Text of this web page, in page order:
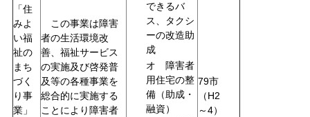
「住
みよ
い福
祉の
まち
づく
り事
業」
この事業は障害
者の生活環境改
善、福祉サービス
の実施及び啓発普
及等の各種事業を
総合的に実施する
ことにより障害者
できるバ
ス、タクシ
ーの改造助
成
オ 障害者
用住宅の整
備（助成・
融資）
79市
（H2
～4）